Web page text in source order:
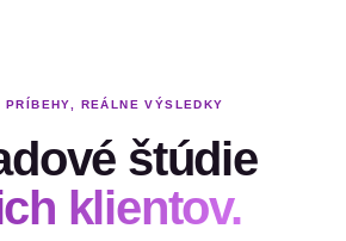
PRÍBEHY, REÁLNE VÝSLEDKY
štúdie
klientov.